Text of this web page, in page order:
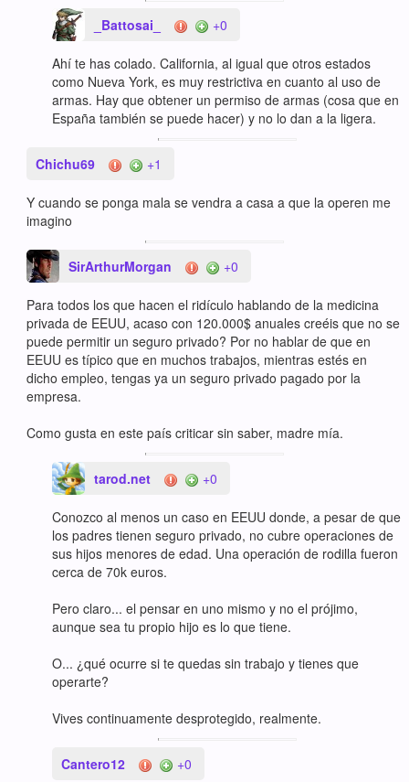
_Battosai_ +0
Ahí te has colado. California, al igual que otros estados
como Nueva York, es muy restrictiva en cuanto al uso de
armas. Hay que obtener un permiso de armas (cosa que en
España también se puede hacer) y no lo dan a la ligera.
Chichu69 +1
Y cuando se ponga mala se vendra a casa a que la operen me
imagino
SirArthurMorgan +0
Para todos los que hacen el ridículo hablando de la medicina
privada de EEUU, acaso con 120.000$ anuales creéis que no se
puede permitir un seguro privado? Por no hablar de que en
EEUU es típico que en muchos trabajos, mientras estés en
dicho empleo, tengas ya un seguro privado pagado por la
empresa.
Como gusta en este país criticar sin saber, madre mía.
tarod.net +0
Conozco al menos un caso en EEUU donde, a pesar de que
los padres tienen seguro privado, no cubre operaciones de
sus hijos menores de edad. Una operación de rodilla fueron
cerca de 70k euros.
Pero claro... el pensar en uno mismo y no el prójimo,
aunque sea tu propio hijo es lo que tiene.
O... ¿qué ocurre si te quedas sin trabajo y tienes que
operarte?
Vives continuamente desprotegido, realmente.
Cantero12 +0